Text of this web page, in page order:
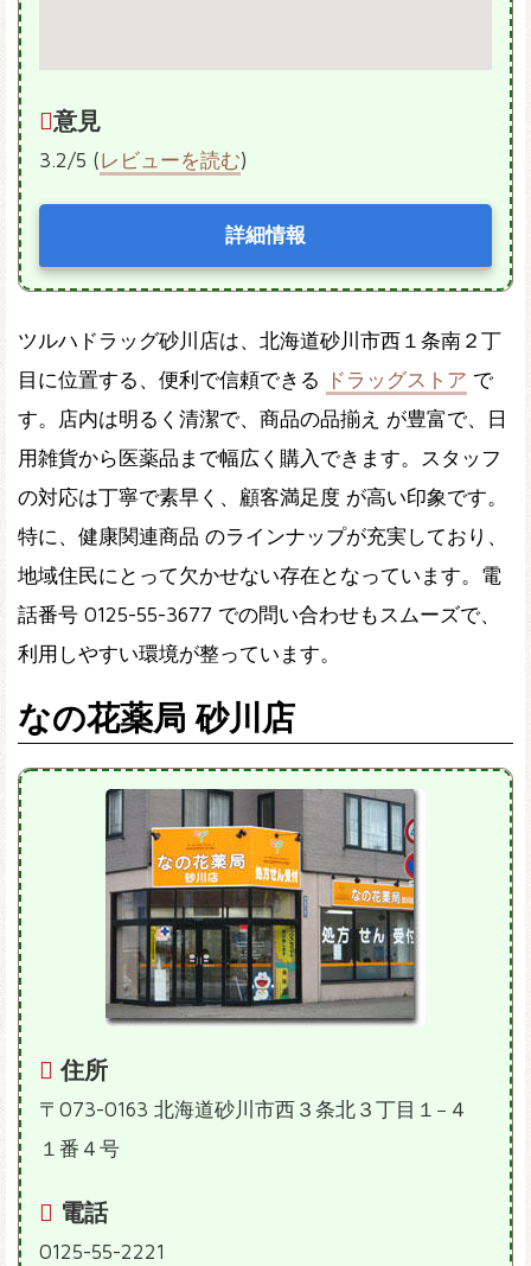
意見
3.2/5 (レビューを読む)
詳細情報
ツルハドラッグ砂川店は、北海道砂川市西１条南２丁
目に位置する、便利で信頼できる
ドラッグストア で
す。店内は明るく清潔で、商品の品揃え が豊富で、日
用雑貨から医薬品まで幅広く購入できます。スタッフ
の対応は丁寧で素早く、顧客満足度 が高い印象です。
特に、健康関連商品 のラインナップが充実しており、
地域住民にとって欠かせない存在となっています。電
話番号 0125-55-3677 での問い合わせもスムーズで、
利用しやすい環境が整っています。
なの花薬局 砂川店
住所
〒073-0163 北海道砂川市西３条北３丁目１−４
１番４号
電話
0125-55-2221